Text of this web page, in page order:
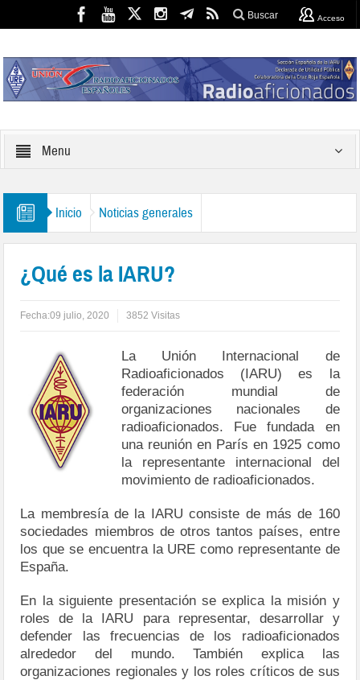
Buscar Acceso
Menu
Inicio Noticias generales
¿Qué es la IARU?
Fecha:09 julio, 2020 3852 Visitas
La Unión Internacional de
Radioaficionados (IARU) es la
federación mundial de
organizaciones nacionales de
radioaficionados. Fue fundada en
una reunión en París en 1925 como
la representante internacional del
movimiento de radioaficionados.
La membresía de la IARU consiste de más de 160
sociedades miembros de otros tantos países, entre
los que se encuentra la URE como representante de
España.
En la siguiente presentación se explica la misión y
roles de la IARU para representar, desarrollar y
defender las frecuencias de los radioaficionados
alrededor del mundo. También explica las
organizaciones regionales y los roles críticos de sus